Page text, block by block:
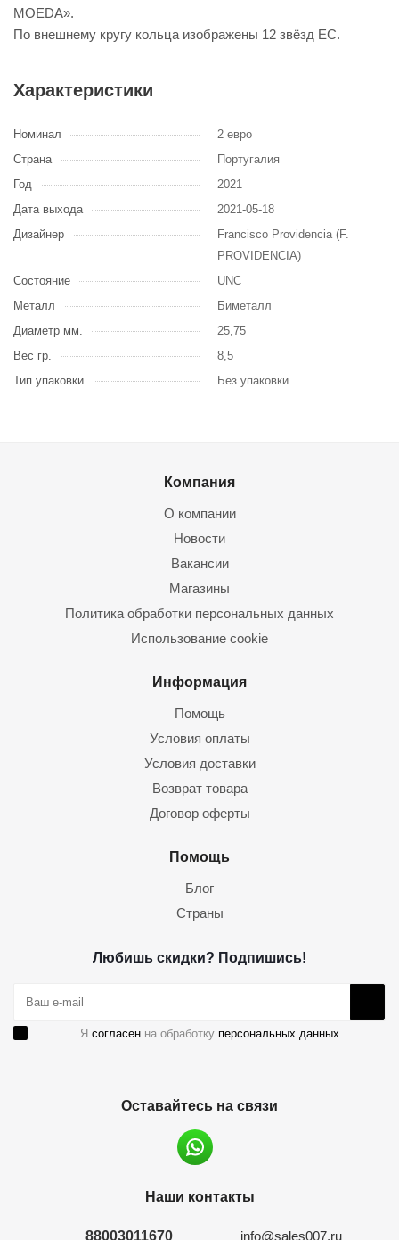
MOEDA».
По внешнему кругу кольца изображены 12 звёзд ЕС.
Характеристики
Номинал
2 евро
Страна
Португалия
Год
2021
Дата выхода
2021-05-18
Дизайнер
Francisco Providencia (F.
PROVIDENCIA)
Состояние
UNC
Металл
Биметалл
Диаметр мм.
25,75
Вес гр.
8,5
Тип упаковки
Без упаковки
Компания
О компании
Новости
Вакансии
Магазины
Политика обработки персональных данных
Использование cookie
Информация
Помощь
Условия оплаты
Условия доставки
Возврат товара
Договор оферты
Помощь
Блог
Страны
Любишь скидки? Подпишись!
Я согласен на обработку персональных данных
Оставайтесь на связи
Наши контакты
88003011670 info@sales007.ru